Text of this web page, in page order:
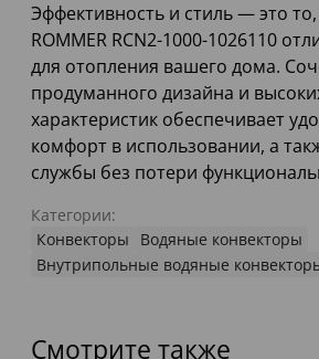
Эффективность и стиль — это
ROMMER RCN2-1000-1026110
для отопления вашего дома.
продуманного дизайна и
характеристик обеспечивает
комфорт в использовании, а
службы без потери
Категории:
Конвекторы
Водяные конвекторы
Внутрипольные водяные
Смотрите также